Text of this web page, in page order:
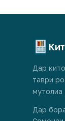
Дар
таври
Дар